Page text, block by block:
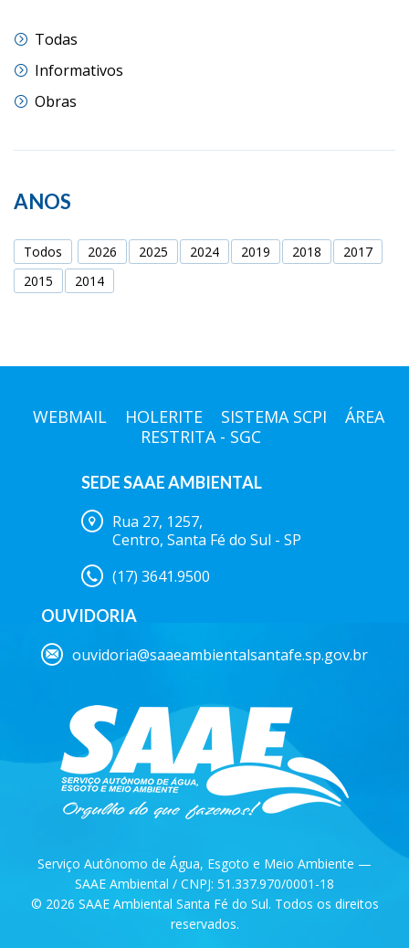
Todas
Informativos
Obras
ANOS
Todos 2026 2025 2024 2019 2018
2017
2015
2014
WEBMAIL HOLERITE SISTEMA SCPI
ÁREA
RESTRITA - SGC
SEDE SAAE AMBIENTAL
Rua 27, 1257,
Centro, Santa Fé do Sul - SP
(17) 3641.9500
OUVIDORIA
ouvidoria@saaeambientalsantafe.sp.gov.br
Serviço Autônomo de Água, Esgoto e Meio Ambiente —
SAAE Ambiental / CNPJ: 51.337.970/0001-18
© 2026 SAAE Ambiental Santa Fé do Sul. Todos os direitos
reservados.